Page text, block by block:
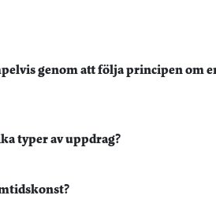
genom att följa principen om
typer av uppdrag?